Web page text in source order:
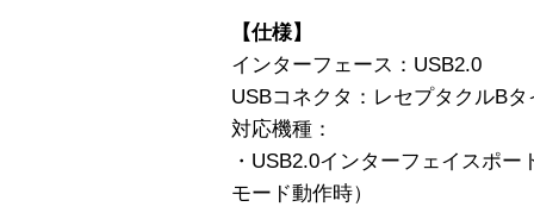
【仕様】
インターフェース：USB2.0
USBコネクタ：レセプタクルBタ
対応機種：
・USB2.0インターフェイスポ
モード動作時）